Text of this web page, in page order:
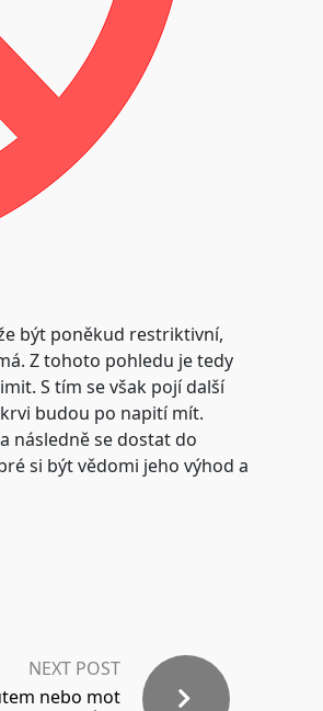
být poněkud restriktivní,
Z tohoto pohledu je tedy
S tím se však pojí další
budou po napití mít.
následně se dostat do
si být vědomi jeho výhod a
NEXT POST
nebo mot